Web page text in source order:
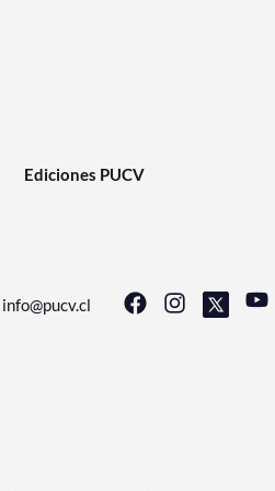
Ediciones PUCV
info@pucv.cl